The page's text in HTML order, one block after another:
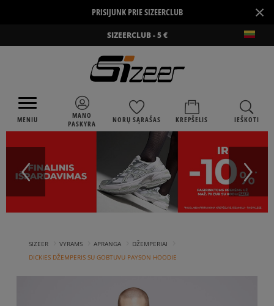
PRISIJUNK PRIE SIZEERCLUB ×
SIZEERCLUB - 5 €
MENIU
MANO
PASKYRA
NORŲ SĄRAŠAS KREPŠELIS IEŠKOTI
SIZEER VYRAMS APRANGA DŽEMPERIAI
DICKIES DŽEMPERIS SU GOBTUVU PAYSON HOODIE